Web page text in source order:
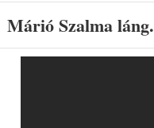
Márió Szalma láng.